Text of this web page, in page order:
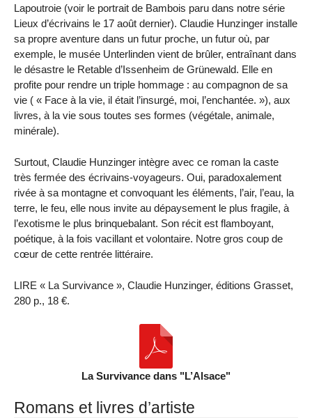
Lapoutroie (voir le portrait de Bambois paru dans notre série
Lieux d’écrivains le 17 août dernier). Claudie Hunzinger installe
sa propre aventure dans un futur proche, un futur où, par
exemple, le musée Unterlinden vient de brûler, entraînant dans
le désastre le Retable d’Issenheim de Grünewald. Elle en
profite pour rendre un triple hommage : au compagnon de sa
vie ( « Face à la vie, il était l’insurgé, moi, l’enchantée. »), aux
livres, à la vie sous toutes ses formes (végétale, animale,
minérale).
Surtout, Claudie Hunzinger intègre avec ce roman la caste
très fermée des écrivains-voyageurs. Oui, paradoxalement
rivée à sa montagne et convoquant les éléments, l’air, l’eau, la
terre, le feu, elle nous invite au dépaysement le plus fragile, à
l’exotisme le plus brinquebalant. Son récit est flamboyant,
poétique, à la fois vacillant et volontaire. Notre gros coup de
cœur de cette rentrée littéraire.
LIRE « La Survivance », Claudie Hunzinger, éditions Grasset,
280 p., 18 €.
La Survivance dans "L’Alsace"
Romans et livres d’artiste